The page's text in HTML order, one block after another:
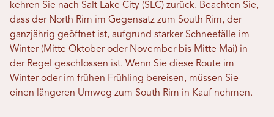
kehren Sie nach Salt Lake City (SLC) zurück. Beachten Sie,
dass der North Rim im Gegensatz zum South Rim, der
ganzjährig geöffnet ist, aufgrund starker Schneefälle im
Winter (Mitte Oktober oder November bis Mitte Mai) in
der Regel geschlossen ist. Wenn Sie diese Route im
Winter oder im frühen Frühling bereisen, müssen Sie
einen längeren Umweg zum South Rim in Kauf nehmen.